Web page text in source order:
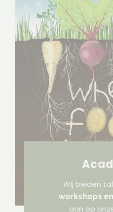
Wij bieden
workshops
aan op